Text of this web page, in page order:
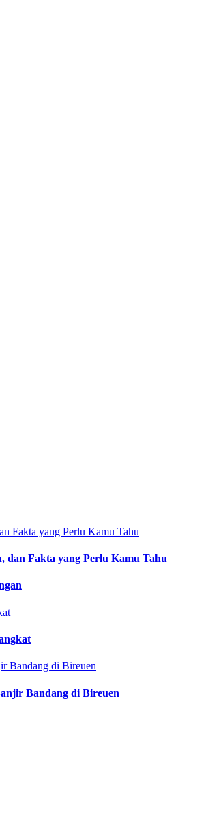
dan Fakta yang Perlu Kamu Tahu
Bandang di Bireuen